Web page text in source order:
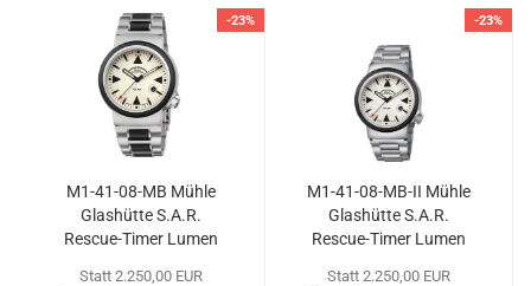
-23%
M1-​41-​08-MB Mühle
Glas­hüt­te S.A.R.
Rescue-​​Timer Lumen
Statt 2.250,00 EUR
-23%
M1-​41-​08-MB-II Mühle
Glas­hüt­te S.A.R.
Rescue-​​Timer Lumen
Statt 2.250,00 EUR